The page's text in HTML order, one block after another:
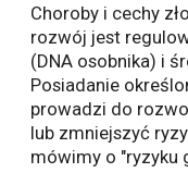
Choroby i cechy
rozwój jest
(DNA osobnika) i
Posiadanie
prowadzi do
lub zmniejszyć
mówimy o "ryzyku